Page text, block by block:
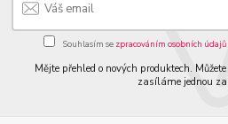
Souhlasím se zpracováním osobních údajů
Mějte přehled o nových produktech.
zasíláme jednou